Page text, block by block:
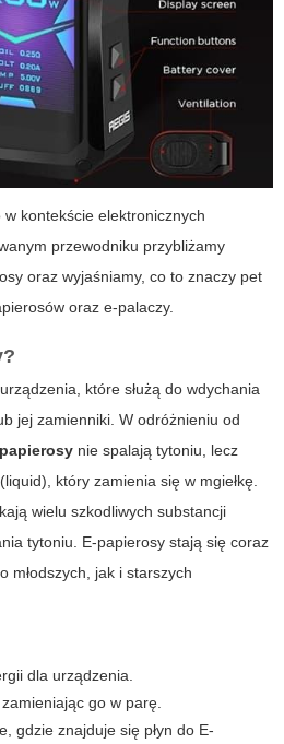
kontekście elektronicznych
przewodniku przybliżamy
oraz wyjaśniamy, co to znaczy pet
oraz e-palaczy.
?
które służą do wdychania
jej zamienniki. W odróżnieniu od
nie spalają tytoniu, lecz
który zamienia się w mgiełkę.
wielu szkodliwych substancji
tytoniu. E-papierosy stają się coraz
młodszych, jak i starszych
dla urządzenia.
go w parę.
gdzie znajduje się płyn do E-